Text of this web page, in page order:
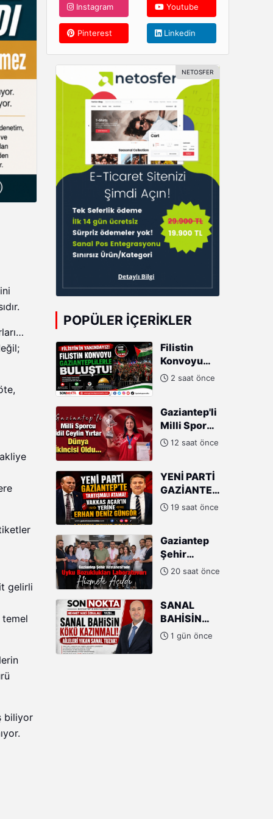
gelirli
temel
biliyor
Instagram Youtube
Pinterest Linkedin
POPÜLER İÇERIKLER
Filistin
Konvoyu
Gazianteplilerle
2 saat önce
Gaziantep'li
Milli Sporcu
İdil Ceylin
İkincisi
Oldu
12 saat önce
YENİ PARTİ
GAZİANTEP'TE
TARTIŞMALI
AÇAR'IN
YERİNE
ERHAN
19 saat önce
Gaziantep
Şehir
Hastanesi'nde
Laboratuvarı
Hizmete
Açıldı
20 saat önce
SANAL
BAHİSİN
KÖKÜ
1 gün önce